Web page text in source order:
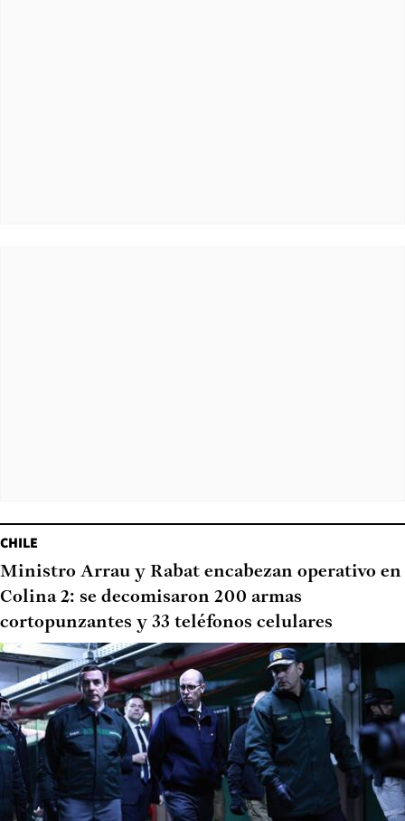
CHILE
Ministro Arrau y Rabat encabezan operativo en
Colina 2: se decomisaron 200 armas
cortopunzantes y 33 teléfonos celulares